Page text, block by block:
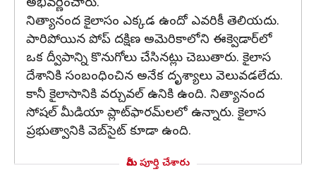
అభివర్ణించారు.
నిత్యానంద కైలాసం ఎక్కడ ఉందో ఎవరికీ తెలియదు.
పారిపోయిన పోప్ దక్షిణ అమెరికాలోని ఈక్వెడార్‌లో
ఒక ద్వీపాన్ని కొనుగోలు చేసినట్లు చెబుతారు. కైలాస
దేశానికి సంబంధించిన అనేక దృశ్యాలు వెలువడలేదు.
కానీ కైలాసానికి వర్చువల్ ఉనికి ఉంది. నిత్యానంద
సోషల్ మీడియా ప్లాట్‌ఫారమ్‌లలో ఉన్నారు. కైలాస
ప్రభుత్వానికి వెబ్‌సైట్ కూడా ఉంది.
మీరు పూర్తి చేశారు